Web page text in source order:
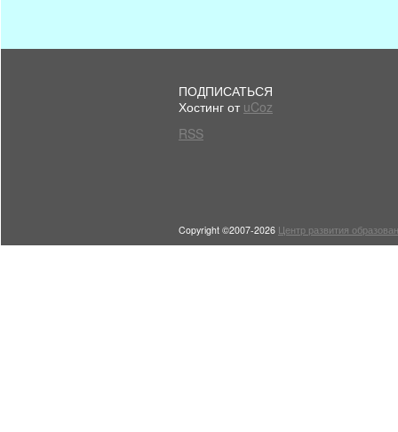
ПОДПИСАТЬСЯ
Хостинг от uCoz
RSS
Copyright ©2007-2026 Центр развития